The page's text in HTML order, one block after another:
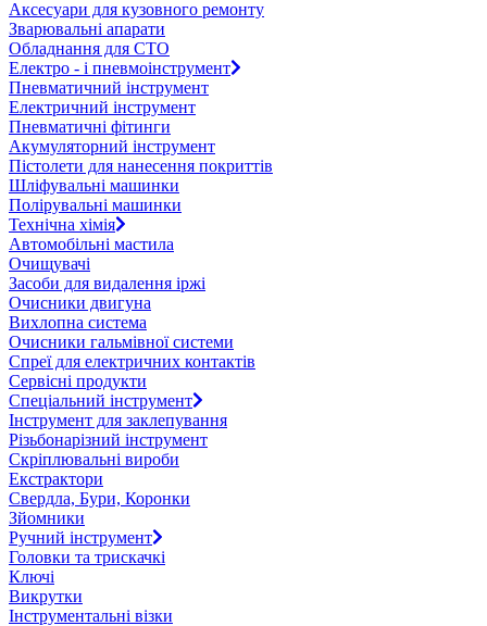
Аксесуари для кузовного ремонту
Зварювальні апарати
Обладнання для СТО
Електро - і пневмоінструмент
Пневматичний інструмент
Електричний інструмент
Пневматичні фітинги
Акумуляторний інструмент
Пістолети для нанесення покриттів
Шліфувальні машинки
Полірувальні машинки
Технічна хімія
Автомобільні мастила
Очищувачі
Засоби для видалення іржі
Очисники двигуна
Вихлопна система
Очисники гальмівної системи
Спреї для електричних контактів
Сервісні продукти
Спеціальний інструмент
Інструмент для заклепування
Різьбонарізний інструмент
Скріплювальні вироби
Екстрактори
Свердла, Бури, Коронки
Зйомники
Ручний інструмент
Головки та трискачкі
Ключі
Викрутки
Інструментальні візки